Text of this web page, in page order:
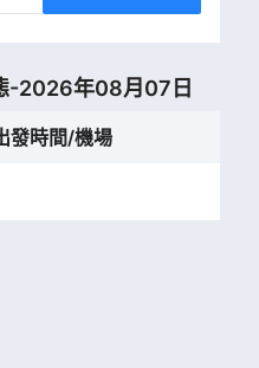
-2026年08月07日
發時間/機場